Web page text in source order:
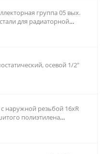
группа 05 вых.
для радиаторной
осевой 1/2"
наружной резьбой 16xR
полиэтилена